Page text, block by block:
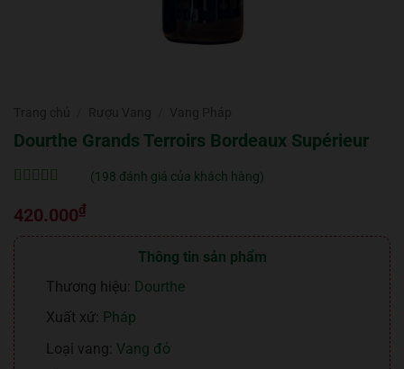
Dourthe Grands Terroirs Bordeaux Supérieur
trênđánh
giá
(198 đánh giá của khách hàng)
420.000₫
Thông tin sản phẩm
Thương hiệu: Dourthe
Xuất xứ: Pháp
Loại vang: Vang đỏ